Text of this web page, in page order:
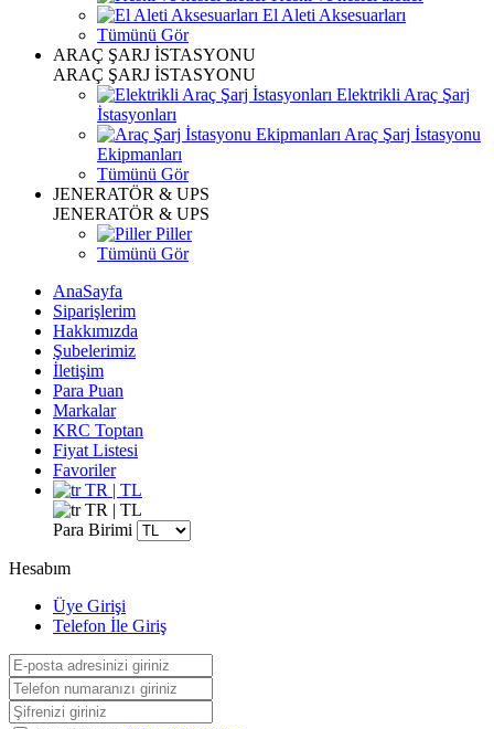
El Aleti Aksesuarları
Tümünü Gör
ARAÇ ŞARJ İSTASYONU
ARAÇ ŞARJ İSTASYONU
Elektrikli Araç Şarj
İstasyonları
Araç Şarj İstasyonu
Ekipmanları
Tümünü Gör
JENERATÖR & UPS
JENERATÖR & UPS
Piller
Tümünü Gör
AnaSayfa
Siparişlerim
Hakkımızda
Şubelerimiz
İletişim
Para Puan
Markalar
KRC Toptan
Fiyat Listesi
Favoriler
TR | TL
TR | TL
Para Birimi
Hesabım
Üye Girişi
Telefon İle Giriş